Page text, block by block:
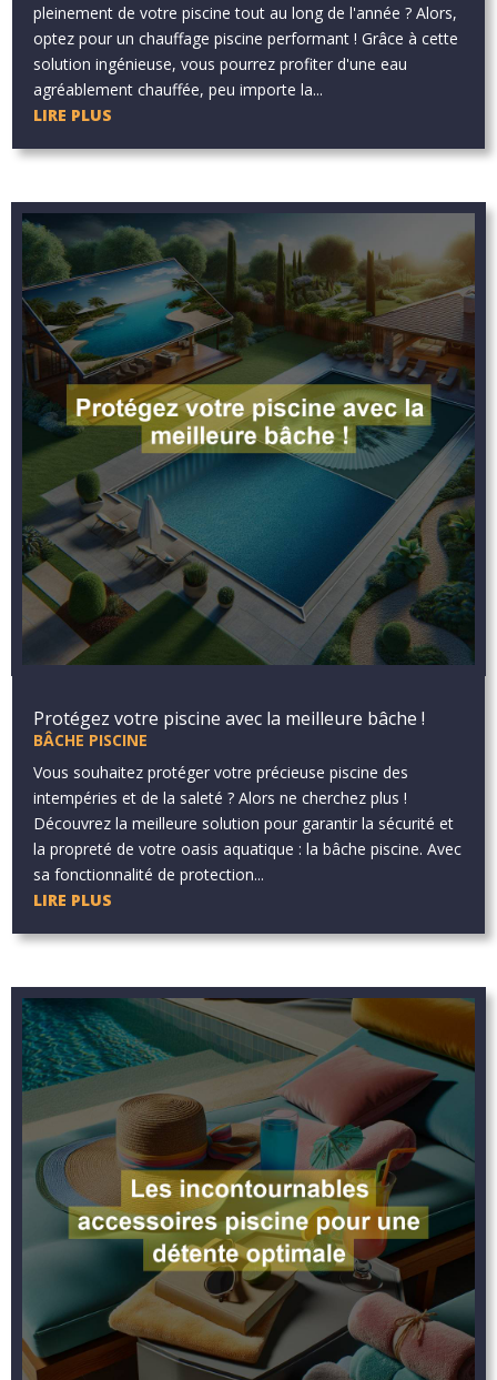
pleinement de votre piscine tout au long de l'année ? Alors,
optez pour un chauffage piscine performant ! Grâce à cette
solution ingénieuse, vous pourrez profiter d'une eau
agréablement chauffée, peu importe la...
LIRE PLUS
Protégez votre piscine avec la meilleure bâche !
BÂCHE PISCINE
Vous souhaitez protéger votre précieuse piscine des
intempéries et de la saleté ? Alors ne cherchez plus !
Découvrez la meilleure solution pour garantir la sécurité et
la propreté de votre oasis aquatique : la bâche piscine. Avec
sa fonctionnalité de protection...
LIRE PLUS